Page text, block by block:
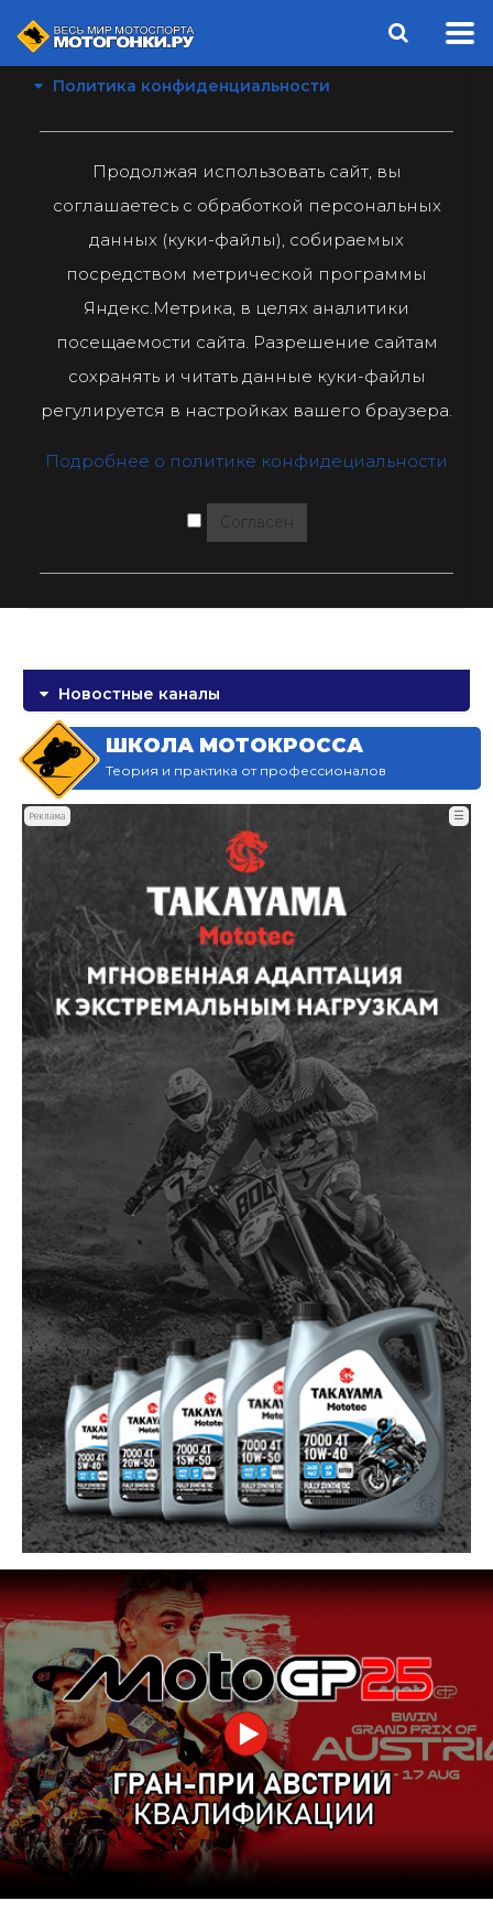
Политика конфиденциальности
Продолжая использовать сайт, вы
соглашаетесь с обработкой персональных
данных (куки-файлы), собираемых
посредством метрической программы
Яндекс.Метрика, в целях аналитики
посещаемости сайта. Разрешение сайтам
сохранять и читать данные куки-файлы
регулируется в настройках вашего браузера.
Подробнее о политике конфидециальности
Согласен
Новостные каналы
ШКОЛА МОТОКРОССА
Теория и практика от профессионалов
Реклама ☰